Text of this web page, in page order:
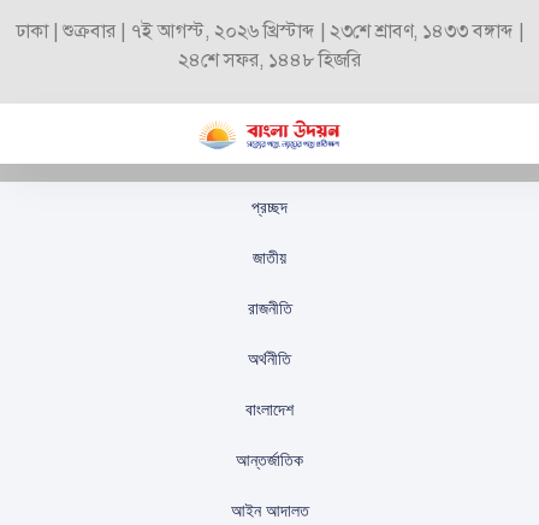
ঢাকা | শুক্রবার | ৭ই আগস্ট, ২০২৬ খ্রিস্টাব্দ | ২৩শে শ্রাবণ, ১৪৩৩ বঙ্গাব্দ |
২৪শে সফর, ১৪৪৮ হিজরি
প্রচ্ছদ
জাতীয়
রাজনীতি
অর্থনীতি
বাংলাদেশ
আন্তর্জাতিক
আইন আদালত
প্রার্থী ভোটে ব্যয় করতে
পারবেন সর্বোচ্চ ১০ টাকা
প্রকাশিতঃসেপ্টেম্বর ৪, ২০২৫